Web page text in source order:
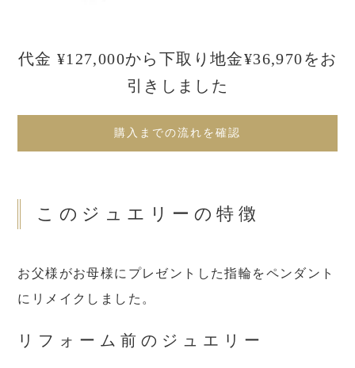
代金 ¥127,000から下取り地金¥36,970をお
引きしました
購入までの流れを確認
このジュエリーの特徴
お父様がお母様にプレゼントした指輪をペンダント
にリメイクしました。
リフォーム前のジュエリー